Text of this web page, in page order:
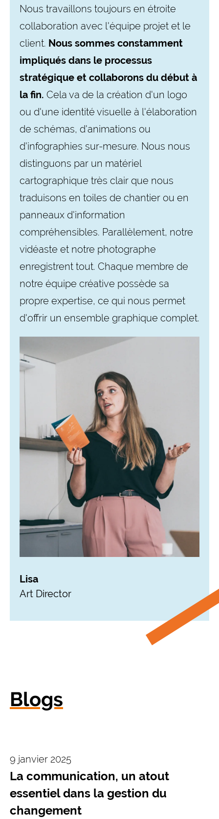
Nous travaillons toujours en étroite
collaboration avec l'équipe projet et le
client. Nous sommes constamment
impliqués dans le processus
stratégique et collaborons du début à
la fin. Cela va de la création d'un logo
ou d'une identité visuelle à l'élaboration
de schémas, d'animations ou
d'infographies sur-mesure. Nous nous
distinguons par un matériel
cartographique très clair que nous
traduisons en toiles de chantier ou en
panneaux d'information
compréhensibles. Parallèlement, notre
vidéaste et notre photographe
enregistrent tout. Chaque membre de
notre équipe créative possède sa
propre expertise, ce qui nous permet
d'offrir un ensemble graphique complet.
Lisa
Art Director
Blogs
9 janvier 2025
La communication, un atout
essentiel dans la gestion du
changement